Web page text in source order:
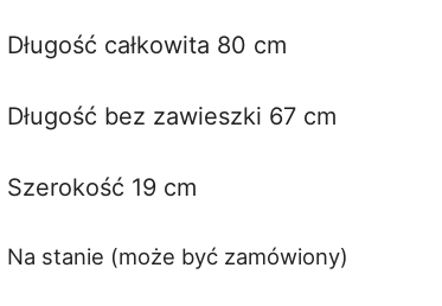
Długość całkowita 80 cm
Długość bez zawieszki 67 cm
Szerokość 19 cm
Na stanie (może być zamówiony)